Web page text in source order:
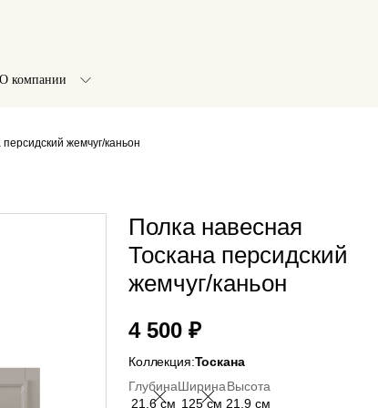
О компании
жемчуг/каньон
Полка навесная
Тоскана персидский
жемчуг/каньон
4 500 ₽
Коллекция:Тоскана
Глубина
21.6 см
Ширина
125 см
Высота
21.9 см